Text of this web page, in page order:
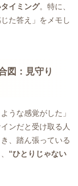
イミング。特に、
た答え」をメモし
図：見守り
うな感覚がした」
ンだと受け取る人
、踏ん張っている
“ひとりじゃない